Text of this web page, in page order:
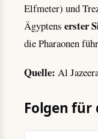
Elfmeter) und
Ägyptens erster
die Pharaonen
Quelle: Al
Folgen für